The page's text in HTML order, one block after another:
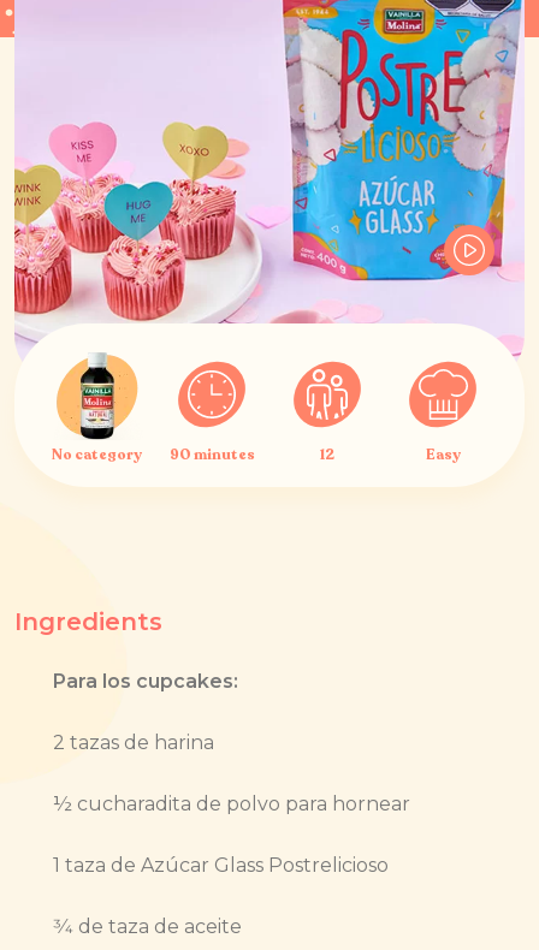
No category 90 minutes 12 Easy
Ingredients
Para los cupcakes:
2 tazas de harina
½ cucharadita de polvo para hornear
1 taza de Azúcar Glass Postrelicioso
3⁄4 de taza de aceite